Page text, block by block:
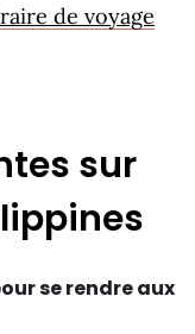
de voyage
sur
se rendre aux